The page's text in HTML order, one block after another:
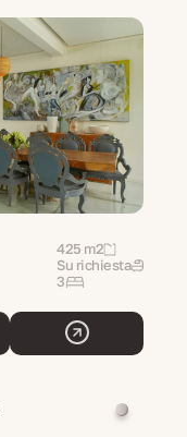
425 m2
Su richiesta
3